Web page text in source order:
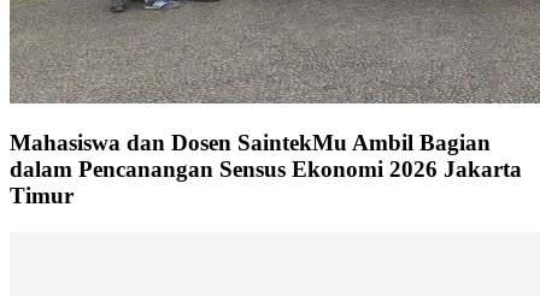
Mahasiswa dan Dosen SaintekMu Ambil Bagian
dalam Pencanangan Sensus Ekonomi 2026 Jakarta
Timur